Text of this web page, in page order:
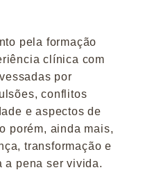
pela formação
clínica com
por
conflitos
e aspectos de
porém, ainda mais,
transformação e
a pena ser vivida.